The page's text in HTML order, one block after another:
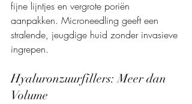
fijne lijntjes en vergrote poriën
aanpakken. Microneedling geeft een
stralende, jeugdige huid zonder invasieve
ingrepen.
Hyaluronzuurfillers: Meer dan
Volume